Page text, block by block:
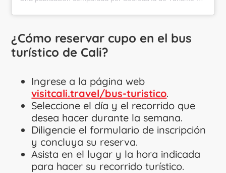
¿Cómo reservar cupo en el bus
turístico de Cali?
Ingrese a la página web
visitcali.travel/bus-turistico.
Seleccione el día y el recorrido que
desea hacer durante la semana.
Diligencie el formulario de inscripción
y concluya su reserva.
Asista en el lugar y la hora indicada
para hacer su recorrido turístico.